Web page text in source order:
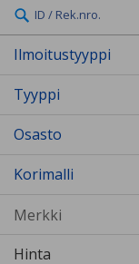
ID / Rek.nro.
Ilmoitustyyppi
Tyyppi
Osasto
Korimalli
Hinta